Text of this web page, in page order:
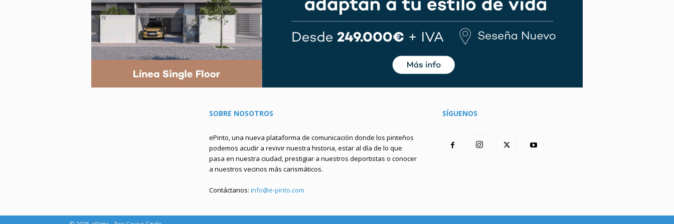
SOBRE NOSOTROS
ePinto, una nueva plataforma de comunicación donde los pinteños
podemos acudir a revivir nuestra historia, estar al día de lo que
pasa en nuestra ciudad, prestigiar a nuestros deportistas o conocer
a nuestros vecinos más carismáticos.
Contáctanos: info@e-pinto.com
SÍGUENOS